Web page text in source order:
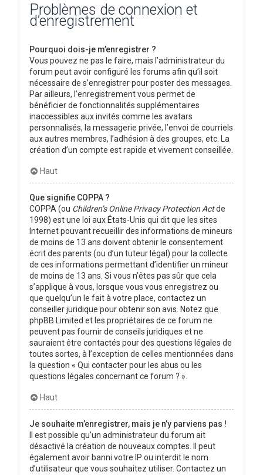
Problèmes de connexion et
d’enregistrement
Pourquoi dois-je m’enregistrer ?
Vous pouvez ne pas le faire, mais l’administrateur du
forum peut avoir configuré les forums afin qu’il soit
nécessaire de s’enregistrer pour poster des messages.
Par ailleurs, l’enregistrement vous permet de
bénéficier de fonctionnalités supplémentaires
inaccessibles aux invités comme les avatars
personnalisés, la messagerie privée, l’envoi de courriels
aux autres membres, l’adhésion à des groupes, etc. La
création d’un compte est rapide et vivement conseillée.
Haut
Que signifie COPPA ?
COPPA (ou Children’s Online Privacy Protection Actde
1998) est une loi aux États-Unis qui dit que les sites
Internet pouvant recueillir des informations de mineurs
de moins de 13 ans doivent obtenir le consentement
écrit des parents (ou d’un tuteur légal) pour la collecte
de ces informations permettant d’identifier un mineur
de moins de 13 ans. Si vous n’êtes pas sûr que cela
s’applique à vous, lorsque vous vous enregistrez ou
que quelqu’un le fait à votre place, contactez un
conseiller juridique pour obtenir son avis. Notez que
phpBB Limited et les propriétaires de ce forum ne
peuvent pas fournir de conseils juridiques et ne
sauraient être contactés pour des questions légales de
toutes sortes, à l’exception de celles mentionnées dans
la question « Qui contacter pour les abus ou les
questions légales concernant ce forum ? ».
Haut
Je souhaite m’enregistrer, mais je n’y parviens pas !
Il est possible qu’un administrateur du forum ait
désactivé la création de nouveaux comptes. Il peut
également avoir banni votre IP ou interdit le nom
d’utilisateur que vous souhaitez utiliser. Contactez un